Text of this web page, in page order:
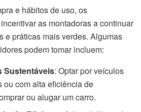
e hábitos de uso, os
as montadoras a continuar
e práticas mais verdes. Algumas
podem tomar incluem:
Sustentáveis: Optar por veículos
ou com alta eficiência de
ou alugar um carro.